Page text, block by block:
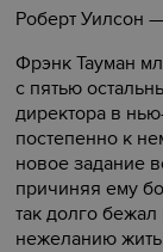
Роберт Уилсон
Фрэнк Тауман
с пятью
директора в
постепенно к
новое задание
причиняя ему
так долго
нежеланию